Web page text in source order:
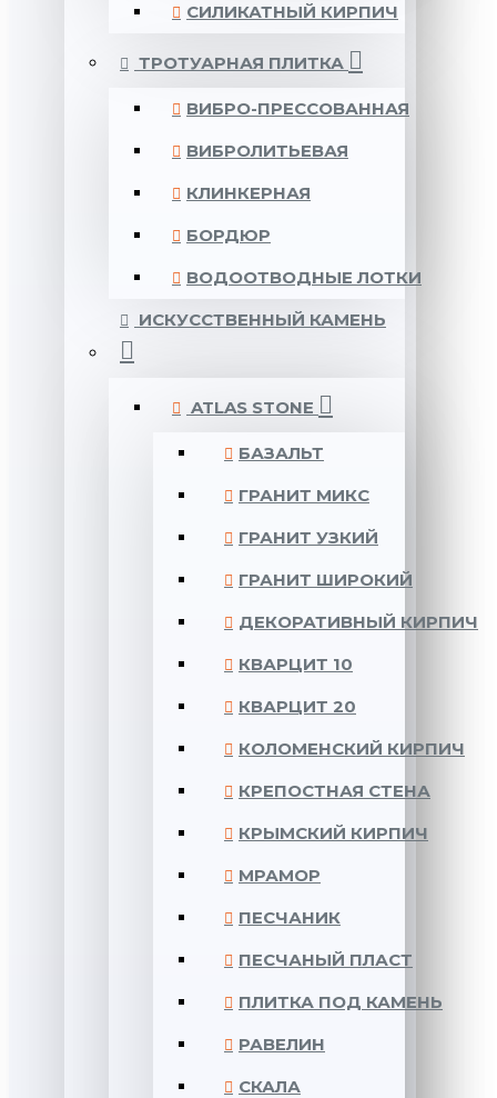
СИЛИКАТНЫЙ КИРПИЧ
ТРОТУАРНАЯ ПЛИТКА
ВИБРО-ПРЕССОВАННАЯ
ВИБРОЛИТЬЕВАЯ
КЛИНКЕРНАЯ
БОРДЮР
ВОДООТВОДНЫЕ ЛОТКИ
ИСКУССТВЕННЫЙ КАМЕНЬ
ATLAS STONE
БАЗАЛЬТ
ГРАНИТ МИКС
ГРАНИТ УЗКИЙ
ГРАНИТ ШИРОКИЙ
ДЕКОРАТИВНЫЙ КИРПИЧ
КВАРЦИТ 10
КВАРЦИТ 20
КОЛОМЕНСКИЙ КИРПИЧ
КРЕПОСТНАЯ СТЕНА
КРЫМСКИЙ КИРПИЧ
МРАМОР
ПЕСЧАНИК
ПЕСЧАНЫЙ ПЛАСТ
ПЛИТКА ПОД КАМЕНЬ
РАВЕЛИН
СКАЛА